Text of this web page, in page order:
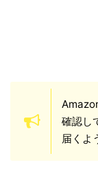
確認し
届くよ